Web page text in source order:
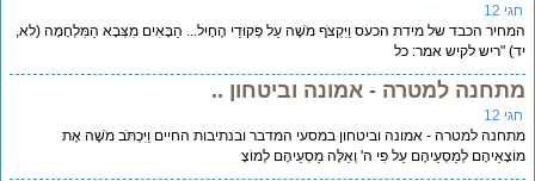
12
הכבד של מידת הכעס וַיִּקְצֹף מֹשֶׁה עַל פְּקוּדֵי הֶחָיִל... הַבָּאִים מִצְּבָא הַמִּלְחָמָה (לא,
"ריש לקיש אמר: כל
למטרה - אמונה וביטחון ..
12
למטרה - אמונה וביטחון במסעי המדבר ובנתיבות החיים וַיִּכְתֹּב מֹשֶׁה אֶת
לְמַסְעֵיהֶם עַל פִּי ה' וְאֵלֶּה מַסְעֵיהֶם לְמוֹצָ